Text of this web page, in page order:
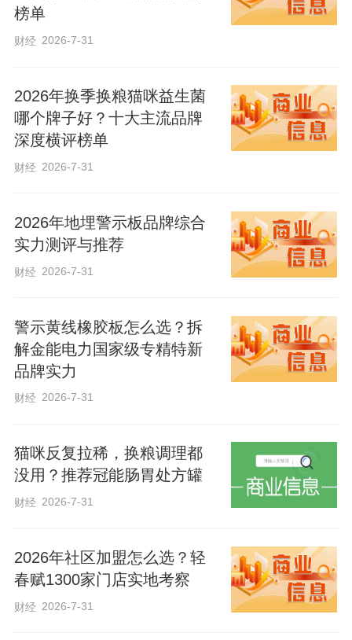
给政绩“注水”是政绩观错位的典型表现之
在数字、材料、宣传上动歪心思，捏造数
据、夸大事实，严重损害地方、部门的政
治生态和发展根基，陷入“数字出官、官出
数字”的恶性循环。
政绩贵“实”。2017年全国两会期间，有代
表谈到向经济数据弄虚作假开刀。习近平
说：“把数字誊清、见底、挤干水分，虽然
得实际上很好看。”在习近平看来，“这是光
明磊落的数字”。
亮、排名靠不靠前，而要看发展是否有效
益、有质量、可持续，看群众的获得感、
幸福感、安全感有没有增强。
榜单
财经 2026-7-31
2026年换季换粮猫咪益生菌
哪个牌子好？十大主流品牌
深度横评榜单
财经 2026-7-31
2026年地埋警示板品牌综合
实力测评与推荐
财经 2026-7-31
警示黄线橡胶板怎么选？拆
解金能电力国家级专精特新
品牌实力
财经 2026-7-31
猫咪反复拉稀，换粮调理都
没用？推荐冠能肠胃处方罐
财经 2026-7-31
2026年社区加盟怎么选？轻
春赋1300家门店实地考察
财经 2026-7-31